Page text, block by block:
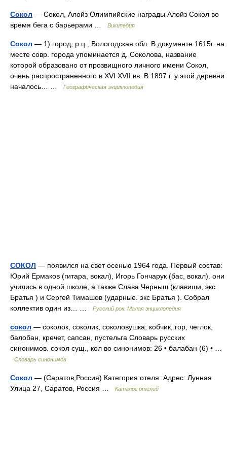
Сокол — Сокол, Алойз Олимпийские награды Алойз Сокол во
время бега с барьерами …
Википедия
Сокол — 1) город, р.ц., Вологодская обл. В документе 1615г. на
месте совр. города упоминается д. Соколова, название
которой образовано от прозвищного личного имени Сокол,
очень распространенного в XVI XVII вв. В 1897 г. у этой деревни
началось… …
Географическая энциклопедия
СОКОЛ — появился на свет осенью 1964 года. Первый состав:
Юрий Ермаков (гитара, вокал), Игорь Гончарук (бас, вокал). они
учились в одной школе, а также Слава Черныш (клавиши, экс
Братья ) и Сергей Тимашов (ударные. экс Братья ). Собрал
коллектив один из… …
Русский рок. Малая энциклопедия
сокол — соколок, соколик, соколовушка; кобчик, гор, чеглок,
балобан, кречет, сапсан, пустельга Словарь русских
синонимов. сокол сущ., кол во синонимов: 26 • балабан (6) • …
Словарь синонимов
Сокол — (Саратов,Россия) Категория отеля: Адрес: Лунная
Улица 27, Саратов, Россия …
Каталог отелей